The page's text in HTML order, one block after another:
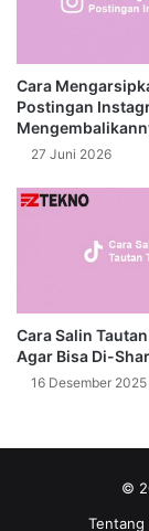
Cara
Postingan
27 Juni 2026
Cara Salin
Agar Bisa Di-
16 Desember 2025
©
Tentang